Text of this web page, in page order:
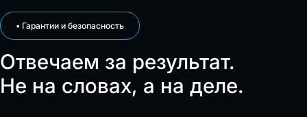
• Гарантии и безопасность
Отвечаем за результат.
Не на словах, а на деле.